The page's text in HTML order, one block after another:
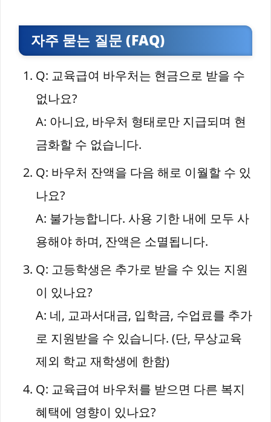
자주 묻는 질문 (FAQ)
Q: 교육급여 바우처는 현금으로 받을 수
없나요?
A: 아니요, 바우처 형태로만 지급되며 현
금화할 수 없습니다.
Q: 바우처 잔액을 다음 해로 이월할 수 있
나요?
A: 불가능합니다. 사용 기한 내에 모두 사
용해야 하며, 잔액은 소멸됩니다.
Q: 고등학생은 추가로 받을 수 있는 지원
이 있나요?
A: 네, 교과서대금, 입학금, 수업료를 추가
로 지원받을 수 있습니다. (단, 무상교육
제외 학교 재학생에 한함)
Q: 교육급여 바우처를 받으면 다른 복지
혜택에 영향이 있나요?